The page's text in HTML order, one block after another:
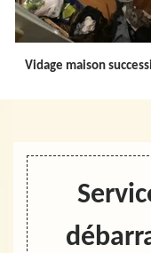
Vidage maison